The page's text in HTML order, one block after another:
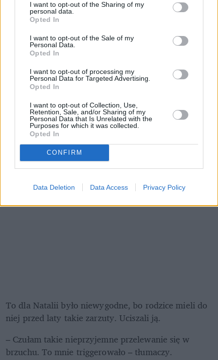
I want to opt-out of the Sharing of my
personal data.
Opted In
I want to opt-out of the Sale of my
Personal Data.
Opted In
I want to opt-out of processing my
Personal Data for Targeted Advertising.
Opted In
I want to opt-out of Collection, Use,
Retention, Sale, and/or Sharing of my
Personal Data that Is Unrelated with the
Purposes for which it was collected.
Opted In
CONFIRM
Data Deletion Data Access Privacy Policy
To dla Natalii było niewygodne, bo rodzice mieli do
niej przed laty takie zarzuty. Uciszali ją.
– Czułam takie nieprzyjemne przelewanie się w
brzuchu. To mnie triggerowało – tłumaczy.